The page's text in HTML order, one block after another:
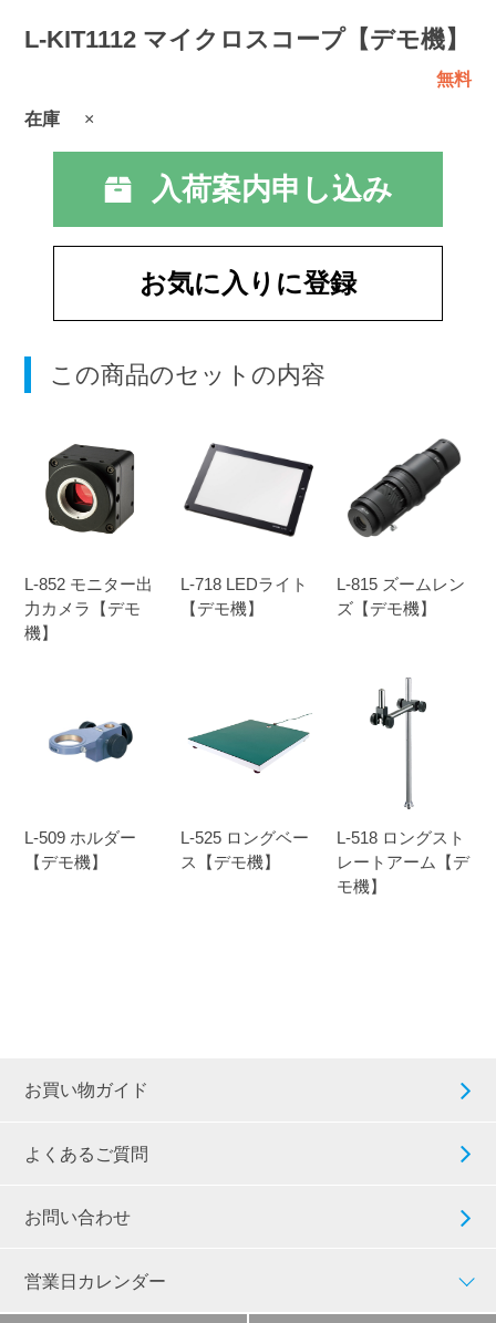
L-KIT1112 マイクロスコープ【デモ機】
無料
在庫
×
お気に入りに登録
入荷案内申し込み
この商品のセットの内容
L-852 モニター出
力カメラ【デモ
機】
L-718 LEDライト
【デモ機】
L-815 ズームレン
ズ【デモ機】
L-509 ホルダー
【デモ機】
L-525 ロングベー
ス【デモ機】
L-518 ロングスト
レートアーム【デ
モ機】
お買い物ガイド
よくあるご質問
お問い合わせ
営業日カレンダー